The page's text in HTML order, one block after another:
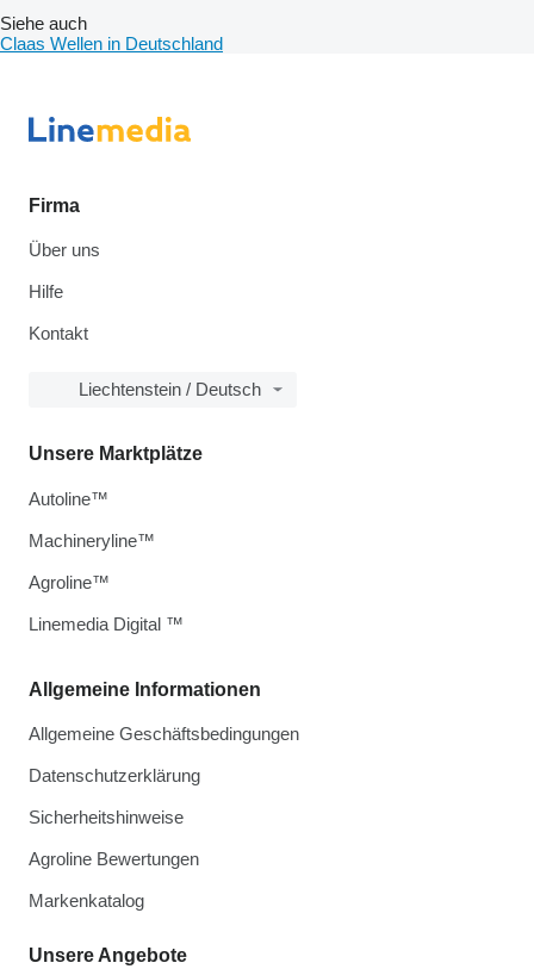
Siehe auch
Claas Wellen in Deutschland
Firma
Über uns
Hilfe
Kontakt
Liechtenstein / Deutsch
Allgemeine Informationen
Allgemeine Geschäftsbedingungen
Datenschutzerklärung
Sicherheitshinweise
Agroline Bewertungen
Markenkatalog
Unsere Angebote
Unsere Marktplätze
Autoline™
Machineryline™
Agroline™
Linemedia Digital ™